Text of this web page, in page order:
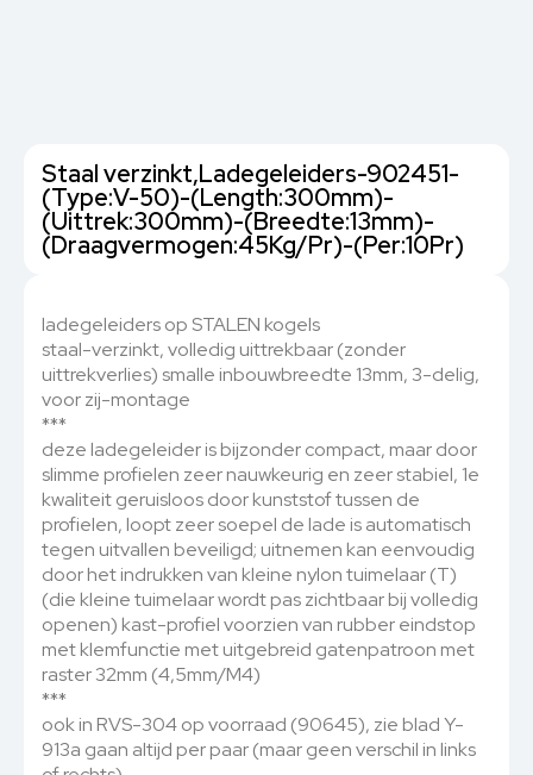
Staal verzinkt,Ladegeleiders-902451-
(Type:V-50)-(Length:300mm)-
(Uittrek:300mm)-(Breedte:13mm)-
(Draagvermogen:45Kg/Pr)-(Per:10Pr)
ladegeleiders op STALEN kogels
staal-verzinkt, volledig uittrekbaar (zonder
uittrekverlies) smalle inbouwbreedte 13mm, 3-delig,
voor zij-montage
***
deze ladegeleider is bijzonder compact, maar door
slimme profielen zeer nauwkeurig en zeer stabiel, 1e
kwaliteit geruisloos door kunststof tussen de
profielen, loopt zeer soepel de lade is automatisch
tegen uitvallen beveiligd; uitnemen kan eenvoudig
door het indrukken van kleine nylon tuimelaar (T)
(die kleine tuimelaar wordt pas zichtbaar bij volledig
openen) kast-profiel voorzien van rubber eindstop
met klemfunctie met uitgebreid gatenpatroon met
raster 32mm (4,5mm/M4)
***
ook in RVS-304 op voorraad (90645), zie blad Y-
913a gaan altijd per paar (maar geen verschil in links